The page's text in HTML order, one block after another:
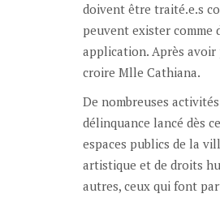
doivent être traité.e.s
peuvent exister comme
application. Après avoir
croire Mlle Cathiana.
De nombreuses
délinquance lancé dès
espaces publics de la
artistique et de droits
autres, ceux qui font